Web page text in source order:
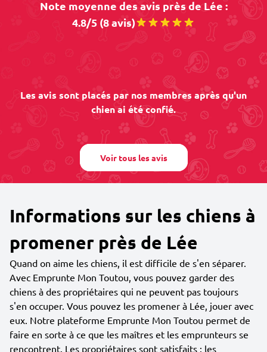
Note moyenne des avis près de Lée :
4.8/5 (8 avis)
Les avis sont placés par nos membres après qu'un
chien ai été confié.
Voir tous les avis
Informations sur les chiens à
promener près de Lée
Quand on aime les chiens, il est difficile de s'en séparer.
Avec Emprunte Mon Toutou, vous pouvez garder des
chiens à des propriétaires qui ne peuvent pas toujours
s'en occuper. Vous pouvez les promener à Lée, jouer avec
eux. Notre plateforme Emprunte Mon Toutou permet de
faire en sorte à ce que les maîtres et les emprunteurs se
rencontrent. Les propriétaires sont satisfaits : les